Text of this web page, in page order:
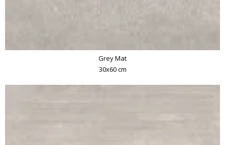
Grey Mat
30x60 cm